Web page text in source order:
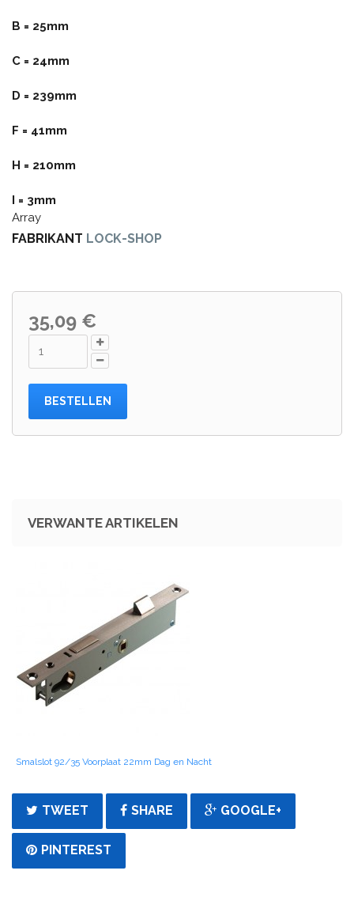
B = 25mm
C = 24mm
D = 239mm
F = 41mm
H = 210mm
I = 3mm
Array
FABRIKANT LOCK-SHOP
35,09 €
BESTELLEN
VERWANTE ARTIKELEN
Smalslot 92/35 Voorplaat 22mm Dag en Nacht
TWEET SHARE GOOGLE+
PINTEREST